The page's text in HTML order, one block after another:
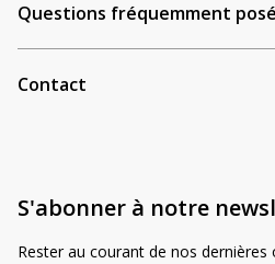
Questions fréquemment
Contact
S'abonner à notre
Rester au courant de nos